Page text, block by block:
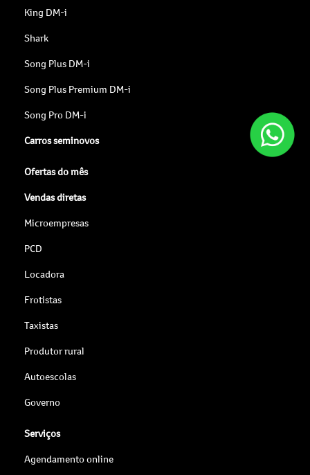
King DM-i
Shark
Song Plus DM-i
Song Plus Premium DM-i
Song Pro DM-i
Carros seminovos
Ofertas do mês
Vendas diretas
Microempresas
PCD
Locadora
Frotistas
Taxistas
Produtor rural
Autoescolas
Governo
Serviços
Agendamento online